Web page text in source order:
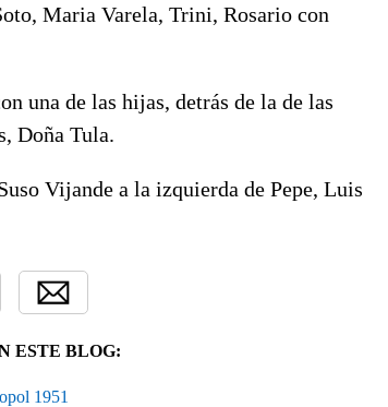
Maria Varela, Trini, Rosario con
una de las hijas, detrás de la de las
Doña Tula.
Vijande a la izquierda de Pepe, Luis
ESTE BLOG:
1951